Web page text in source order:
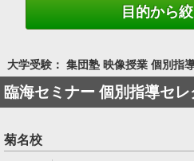
目的から
大学受験： 集団塾 映像授業 個別指
臨海セミナー 個別指導セレ
菊名校